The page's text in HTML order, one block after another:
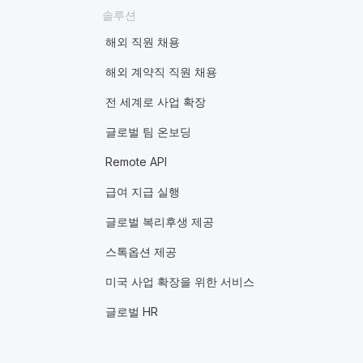
솔루션
해외 직원 채용
해외 계약직 직원 채용
전 세계로 사업 확장
글로벌 팀 온보딩
Remote API
급여 지급 실행
글로벌 복리후생 제공
스톡옵션 제공
미국 사업 확장을 위한 서비스
글로벌 HR